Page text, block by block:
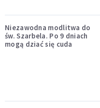
Niezawodna modlitwa do
św. Szarbela. Po 9 dniach
mogą dziać się cuda